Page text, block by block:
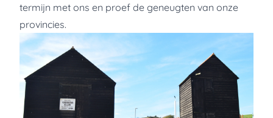
termijn met ons en proef de geneugten van onze
provincies.